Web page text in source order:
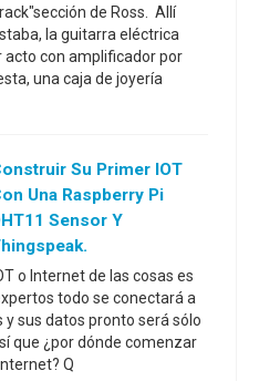
de Ross. Allí
la guitarra eléctrica
con amplificador por
una caja de joyería
Su Primer IOT
Una Raspberry Pi
Sensor Y
o Internet de las cosas es
todo se conectará a
sus datos pronto será sólo
que ¿por dónde comenzar
Q